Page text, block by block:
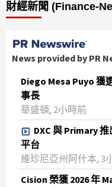
財經新聞 (Finance-
News provided by PR
Diego Mesa Puyo 獲
事長
華盛頓, 2小時前
DXC 與 Primary
平台
維珍尼亞州阿什本, 3
Cision 榮獲 2026 年